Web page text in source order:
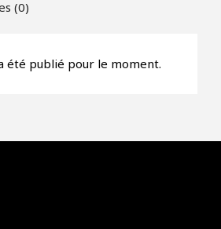
(0)
été publié pour le moment.